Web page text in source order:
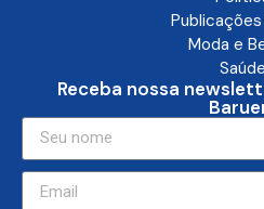
Moda e
Saúde
Receba nossa